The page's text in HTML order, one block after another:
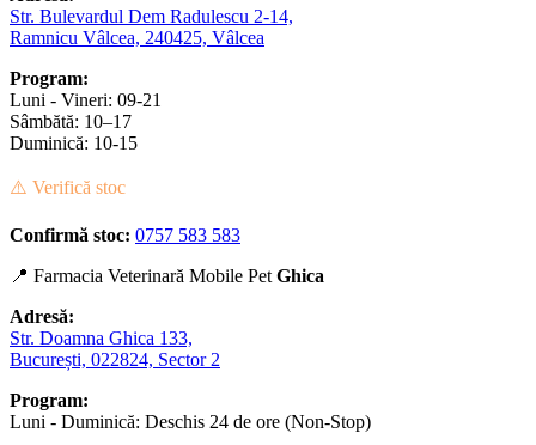
Str. Bulevardul Dem Radulescu 2-14,
Ramnicu Vâlcea, 240425, Vâlcea
Program:
Luni - Vineri: 09-21
Sâmbătă: 10–17
Duminică: 10-15
⚠️ Verifică stoc
Confirmă stoc: 0757 583 583
📍 Farmacia Veterinară Mobile Pet Ghica
Adresă:
Str. Doamna Ghica 133,
București, 022824, Sector 2
Program:
Luni - Duminică: Deschis 24 de ore (Non-Stop)